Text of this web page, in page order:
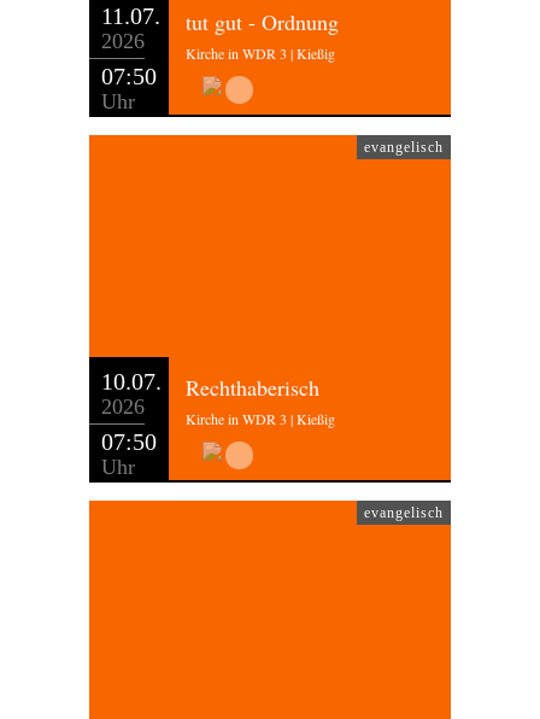
11.07.
2026
07:50
Uhr
tut gut - Ordnung
Kirche in WDR 3 | Kießig
evangelisch
10.07.
2026
07:50
Uhr
Rechthaberisch
Kirche in WDR 3 | Kießig
evangelisch